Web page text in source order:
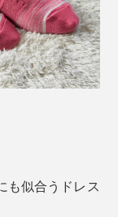
も似合うドレス